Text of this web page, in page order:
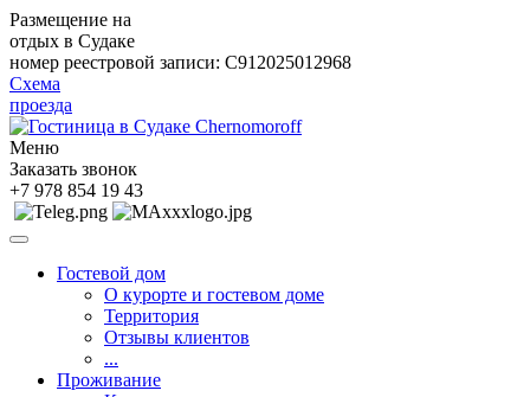
Размещение на
отдых в Судаке
номер реестровой записи: C912025012968
Схема
проезда
Меню
Заказать звонок
+7 978 854 19 43
Гостевой дом
О курорте и гостевом доме
Территория
Отзывы клиентов
...
Проживание